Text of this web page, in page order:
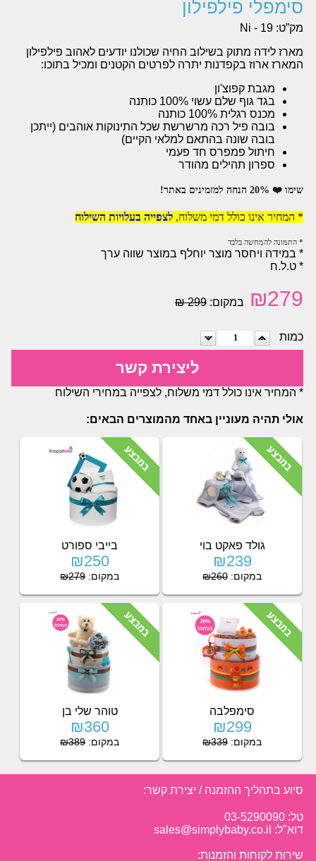
סימפלי פילפילון
מק”ט: Ni - 19
מארז לידה מתוק בשילוב החיה שכולנו יודעים לאהוב פילפילון
המארז ארוז בקפדנות יתרה לפרטים הקטנים ומכיל בתוכו:
מגבת קפוצ'ון
בגד גוף שלם עשוי 100% כותנה
מכנס רגלית 100% כותנה
בובה פיל רכה מרשרשת שכל התינוקות אוהבים (ייתכן
בובה שונה בהתאם למלאי הקיים)
חיתול פמפרס חד פעמי
ספרון תהילים מהודר
שימו ❤️ 20% הנחה למזמינים באתר!
* המחיר אינו כולל דמי משלוח, לצפייה בעלויות השילוח
* התמונה להמחשה בלבד
* במידה ויחסר מוצר יוחלף במוצר שווה ערך
* ט.ל.ח
₪279 במקום: 299 ₪
כמות
ליצירת קשר
* המחיר אינו כולל דמי משלוח, לצפייה במחירי השילוח
אולי תהיה מעוניין באחד מהמוצרים הבאים:
גולד פאקט בוי
₪239
במקום:₪260
בייבי ספורט
₪250
במקום:₪279
סימפלבה
₪299
במקום:₪339
טוהר שלי בן
₪360
במקום:₪389
סיוע בתהליך ההזמנה / יצירת קשר:
טל: 03-5290090
דוא"ל: sales@simplybaby.co.il
שירות לקוחות והזמנות: